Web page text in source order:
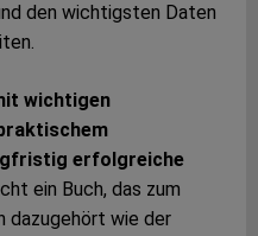
den wichtigsten Daten
wichtigen
erfolgreiche
ein Buch, das zum
dazugehört wie der